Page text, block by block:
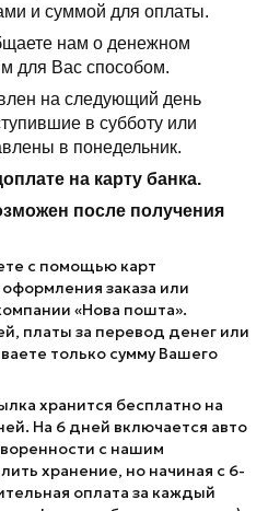
и суммой для оплаты.
нам о денежном
для Вас способом.
на следующий день
в субботу или
в понедельник.
на карту банка.
после получения
с помощью карт
заказа или
«Нова пошта».
платы за перевод денег или
только сумму Вашего
хранится бесплатно на
На 6 дней включается авто
с нашим
хранение, но начиная с 6-
оплата за каждый